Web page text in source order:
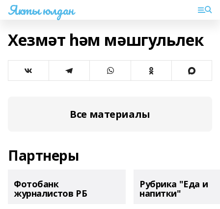
Якты юлдан
Хезмәт hәм мәшгульлек
Все материалы
Партнеры
Фотобанк
журналистов РБ
Рубрика "Еда и
напитки"